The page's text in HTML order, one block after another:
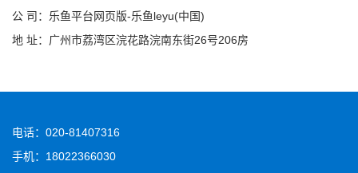
公 司：乐鱼平台网页版-乐鱼leyu(中国)
地 址：广州市荔湾区浣花路浣南东街26号206房
电话：020-81407316
手机：18022366030